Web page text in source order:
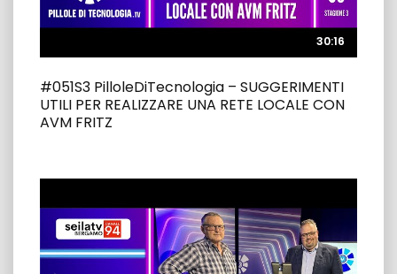
30:16
30:16
#051S3 PilloleDiTecnologia – SUGGERIMENTI
UTILI PER REALIZZARE UNA RETE LOCALE CON
AVM FRITZ